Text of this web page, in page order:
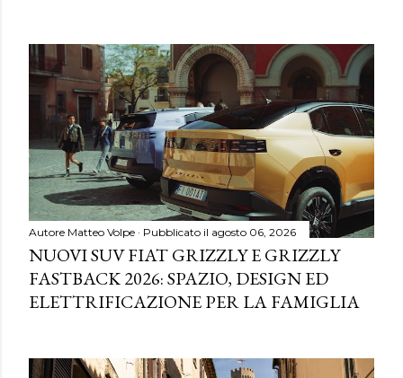
Autore Matteo Volpe Pubblicato il agosto 06, 2026
NUOVI SUV FIAT GRIZZLY E GRIZZLY
FASTBACK 2026: SPAZIO, DESIGN ED
ELETTRIFICAZIONE PER LA FAMIGLIA